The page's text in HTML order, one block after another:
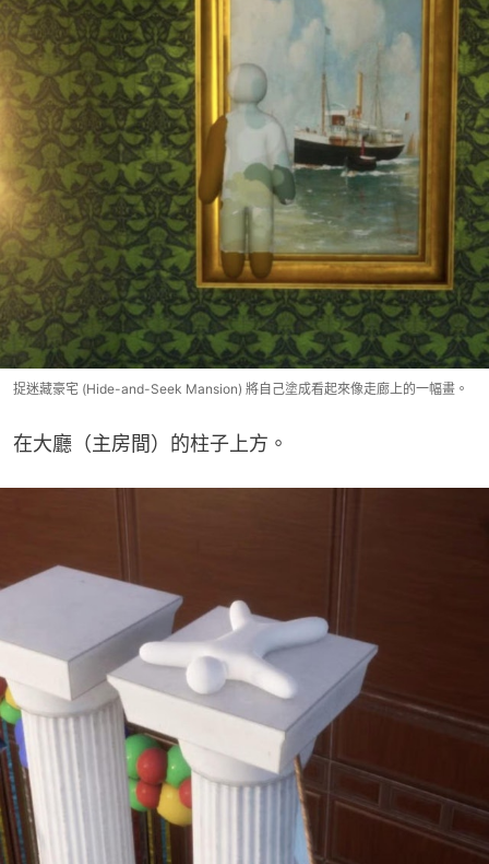
捉迷藏豪宅 (Hide-and-Seek Mansion) 將自己塗成看起來像走廊上的一幅畫。
在大廳（主房間）的柱子上方。